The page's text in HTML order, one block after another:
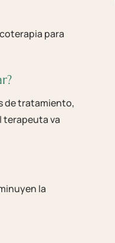
para
de tratamiento,
terapeuta va
la